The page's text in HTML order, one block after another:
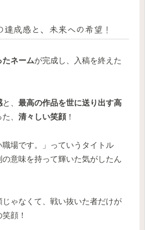
達成感と、未来への希望！
たネームが完成し、入稿を終えた
と、 最高の作品を世に送り出す高
、 清々しい笑顔！
職場です。」っていうタイトル
意味を持って輝いた気がしたん
ゃなくて、戦い抜いた者だけが
顔！